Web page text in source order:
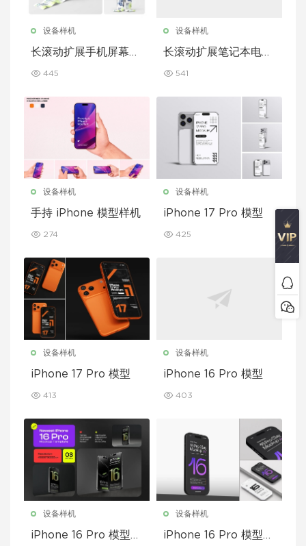
设备样机
长滚动扩展手机屏幕模
445
设备样机
长滚动扩展笔记本电脑
541
设备样机
手持 iPhone 模型样机
274
设备样机
iPhone 17 Pro 模型
425
设备样机
iPhone 17 Pro 模型
413
设备样机
iPhone 16 Pro 模型
403
设备样机
iPhone 16 Pro 模型套
设备样机
iPhone 16 Pro 模型套